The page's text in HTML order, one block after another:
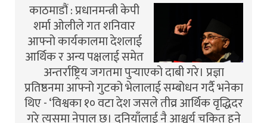
काठमाडौं : प्रधानमन्त्री केपी
शर्मा ओलीले गत शनिवार
आफ्नो कार्यकालमा देशलाई
आर्थिक र अन्य पक्षलाई समेत
अन्तर्राष्ट्रिय जगतमा पुर्‍याएको दाबी गरे। प्रज्ञा
प्रतिष्ठनमा आफ्नो गुटको भेलालाई सम्बोधन गर्दै भनेका
थिए - ‘विश्वका १० वटा देश जसले तीव्र आर्थिक वृद्धिदर
गरे त्यसमा नेपाल छ। दुनियाँलाई नै आश्चर्य चकित हुने